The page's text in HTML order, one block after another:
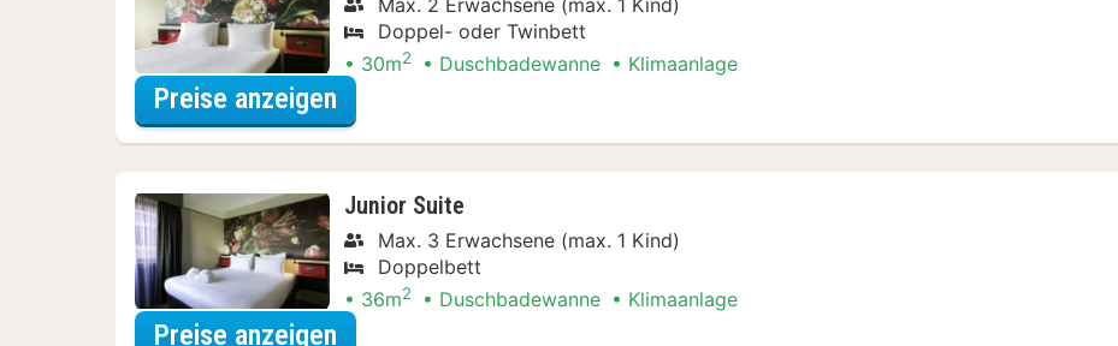
Doppel- oder Twinbett
30m2 Duschbadewanne Klimaanlage
Preise anzeigen
Junior Suite
Max. 3 Erwachsene (max. 1 Kind)
Doppelbett
36m2 Duschbadewanne Klimaanlage
Preise anzeigen